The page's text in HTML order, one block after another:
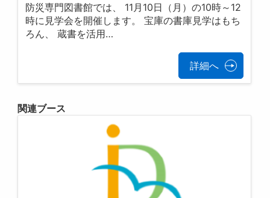
防災専門図書館では、 11月10日（月）の10時～12
時に見学会を開催します。 宝庫の書庫見学はもち
ろん、 蔵書を活用…
詳細へ
関連ブース